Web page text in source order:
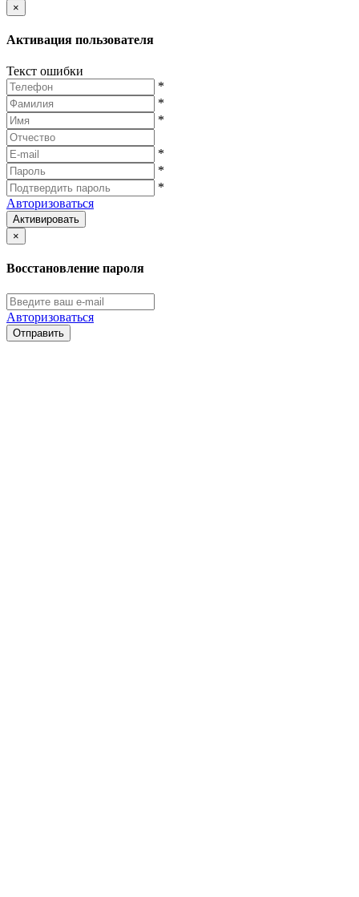
×
Активация пользователя
Текст ошибки
*
*
*
*
*
*
Авторизоваться
Активировать
×
Восстановление пароля
Авторизоваться
Отправить